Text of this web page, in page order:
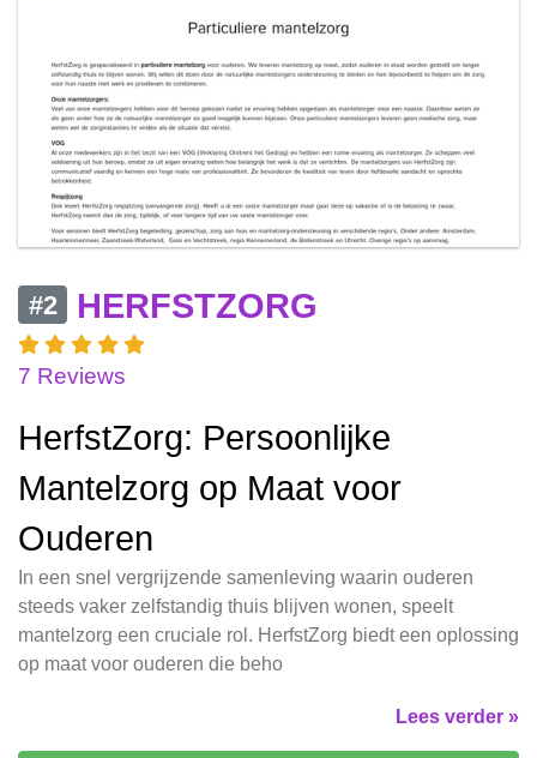
#2 HERFSTZORG
7 Reviews
HerfstZorg: Persoonlijke
Mantelzorg op Maat voor
Ouderen
In een snel vergrijzende samenleving waarin ouderen
steeds vaker zelfstandig thuis blijven wonen, speelt
mantelzorg een cruciale rol. HerfstZorg biedt een oplossing
op maat voor ouderen die beho
Lees verder »